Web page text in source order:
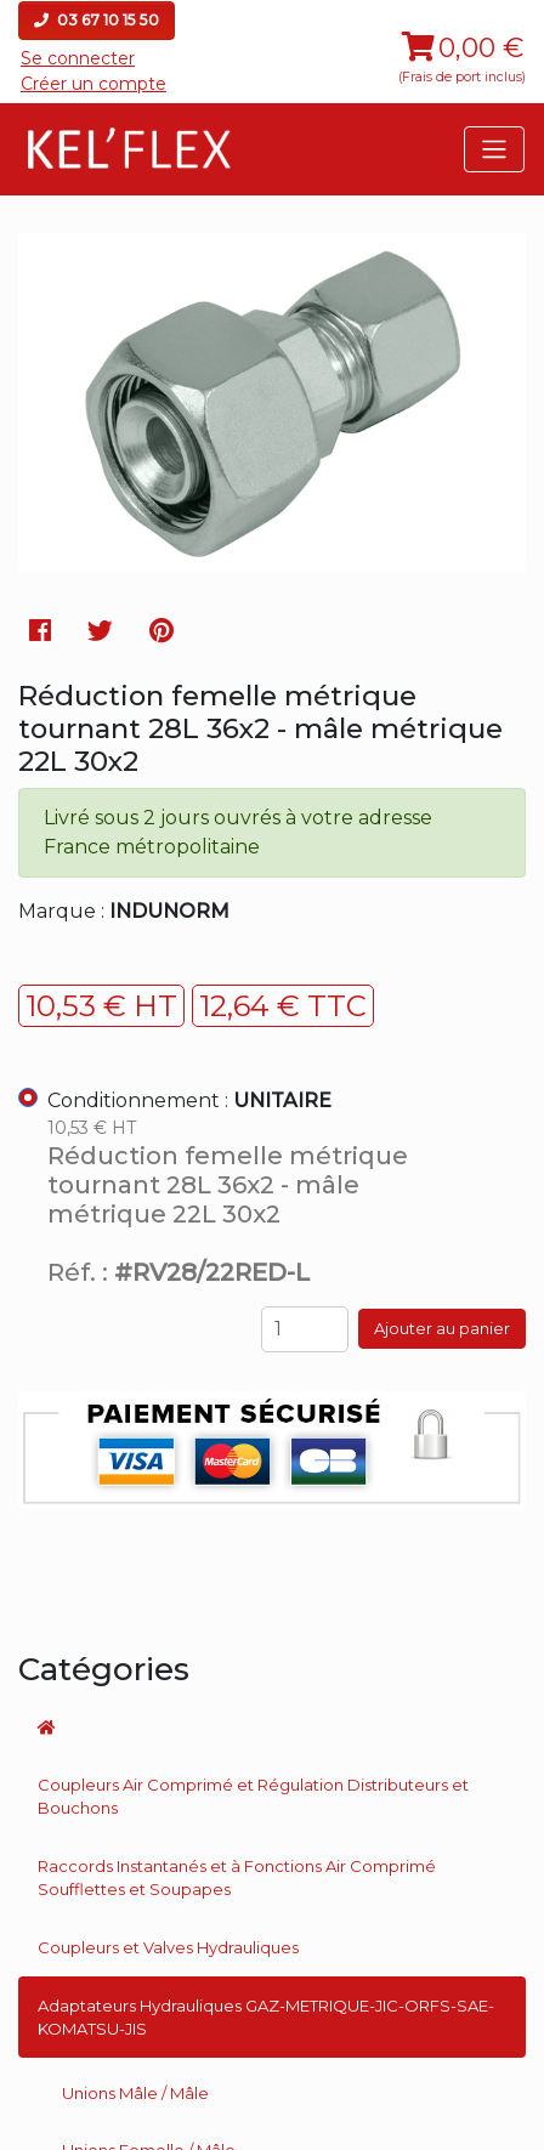
03 67 10 15 50
Se connecter
Créer un compte
0,00 €
(Frais de port inclus)
Facebook
TwitterPinterest
Réduction femelle métrique
tournant 28L 36x2 - mâle métrique
22L 30x2
Livré sous 2 jours ouvrés à votre adresse
France métropolitaine
Marque : INDUNORM
10,53 € HT 12,64 € TTC
Conditionnement : UNITAIRE
10,53 € HT
Réduction femelle métrique
tournant 28L 36x2 - mâle
métrique 22L 30x2
Réf. : #RV28/22RED-L
Ajouter au panier
Catégories
Coupleurs Air Comprimé et Régulation Distributeurs et
Bouchons
Raccords Instantanés et à Fonctions Air Comprimé
Soufflettes et Soupapes
Coupleurs et Valves Hydrauliques
Adaptateurs Hydrauliques GAZ-METRIQUE-JIC-ORFS-SAE-
KOMATSU-JIS
Unions Mâle / Mâle